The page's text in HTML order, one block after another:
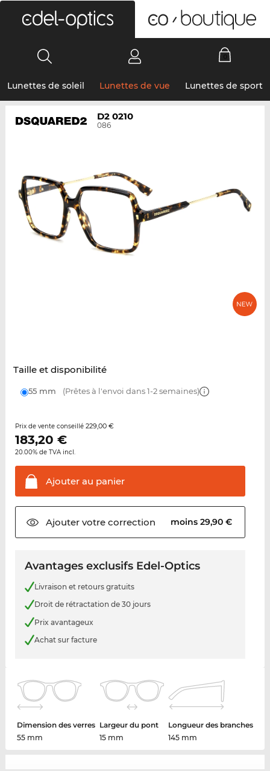
Lunettes de soleil Lunettes de vue Lunettes de sport
D2 0210
086
Taille et disponibilité
55 mm (Prêtes à l'envoi dans 1-2 semaines)
Prix de vente conseillé 229,00 €
183,20 €
20.00% de TVA incl.
Ajouter au panier
Ajouter votrecorrection moins 29,90 €
Avantages exclusifs Edel-Optics
Livraison et retours gratuits
Droit de rétractation de 30 jours
Prix avantageux
Achat sur facture
Dimension des verres
55 mm
Largeur du pont
15 mm
Longueur des branches
145 mm